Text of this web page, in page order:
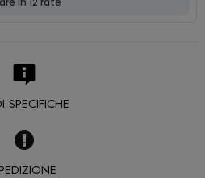
SPECIFICHE